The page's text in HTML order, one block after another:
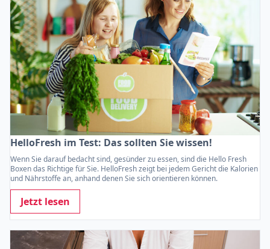
HelloFresh im Test: Das sollten Sie wissen!
Wenn Sie darauf bedacht sind, gesünder zu essen, sind die Hello Fresh
Boxen das Richtige für Sie. HelloFresh zeigt bei jedem Gericht die Kalorien
und Nährstoffe an, anhand denen Sie sich orientieren können.
Jetzt lesen